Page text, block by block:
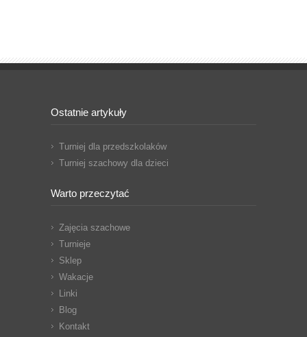
Ostatnie artykuły
Turniej dla przedszkolaków
Turniej szachowy dla dzieci
Warto przeczytać
Zajęcia szachowe
Turnieje
Sklep
Wakacje
Linki
Blog
Kontakt